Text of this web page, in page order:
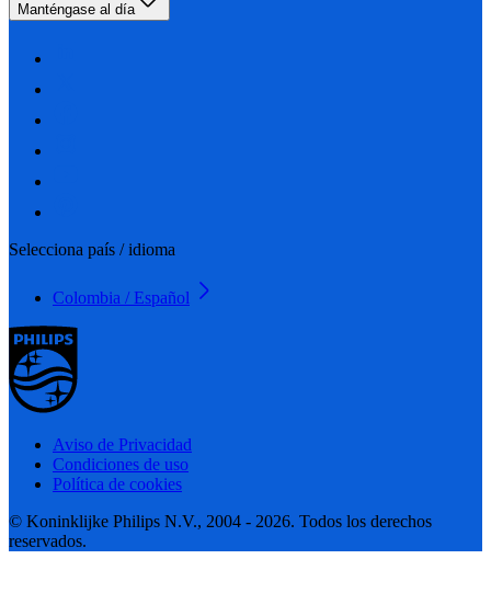
Manténgase al día
Selecciona país / idioma
Colombia / Español
Aviso de Privacidad
Condiciones de uso
Política de cookies
© Koninklijke Philips N.V., 2004 - 2026. Todos los derechos
reservados.